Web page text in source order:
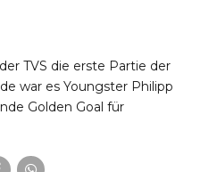
TVS die erste Partie der
war es Youngster Philipp
Golden Goal für